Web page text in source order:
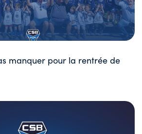
manquer pour la rentrée de